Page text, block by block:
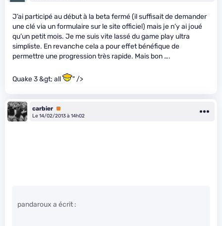
J’ai participé au début à la beta fermé (il suffisait de demander
une clé via un formulaire sur le site officiel) mais je n’y ai joué
qu’un petit mois. Je me suis vite lassé du game play ultra
simpliste. En revanche cela a pour effet bénéfique de
permettre une progression très rapide. Mais bon ….
Quake 3 &gt; all " />
carbier Premium
Le 14/02/2013 à 14h02
pandaroux a écrit :